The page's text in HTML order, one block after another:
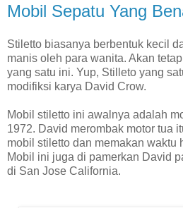
Mobil Sepatu Yang
Stiletto biasanya berbentuk kecil
manis oleh para wanita. Akan
yang satu ini. Yup, Stilleto yang
modifiksi karya David Crow.
Mobil stiletto ini awalnya adalah
1972. David merombak motor tua
mobil stiletto dan memakan waktu
Mobil ini juga di pamerkan David
di San Jose California.